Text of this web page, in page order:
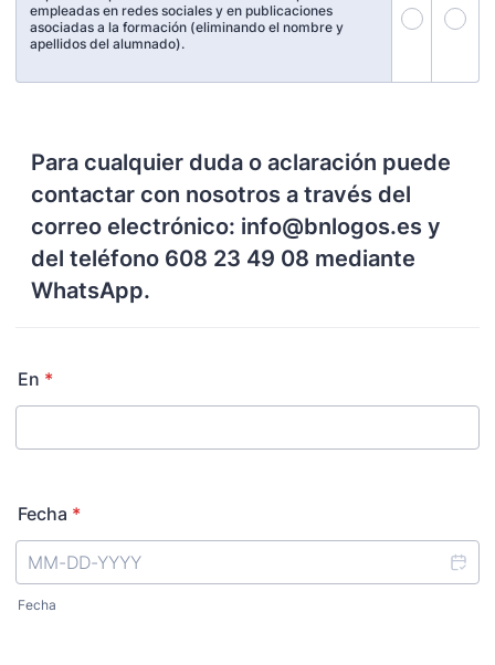
empleadas en redes sociales y en publicaciones
asociadas a la formación (eliminando el nombre y
apellidos del alumnado).
Para cualquier duda o aclaración puede
contactar con nosotros a través del
correo electrónico: info@bnlogos.es y
del teléfono 608 23 49 08 mediante
WhatsApp.
En *
Fecha *
Fecha